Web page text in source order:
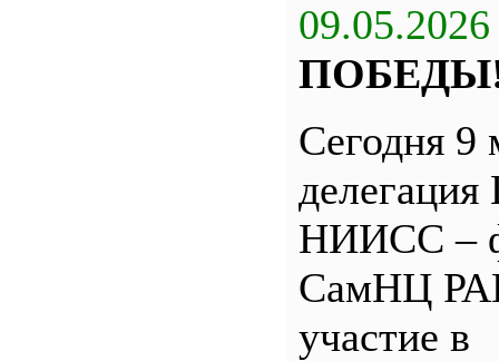
09.05.2026
Сегодня 9
НИИСС –
СамНЦ
участие в